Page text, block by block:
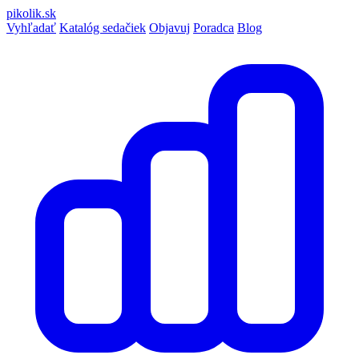
pikolik.sk
Vyhľadať Katalóg sedačiek Objavuj Poradca Blog